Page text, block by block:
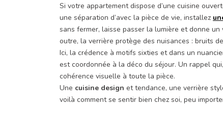
Si votre appartement dispose d’une cuisine
une séparation d’avec la pièce de vie, installez
sans fermer, laisse passer la lumière et donne
outre, la verrière protège des nuisances : bruits
Ici, la crédence à motifs sixties et dans un
est coordonnée à la déco du séjour. Un rappel
cohérence visuelle à toute la pièce.
Une cuisine design et tendance, une verrière
voilà comment se sentir bien chez soi, peu